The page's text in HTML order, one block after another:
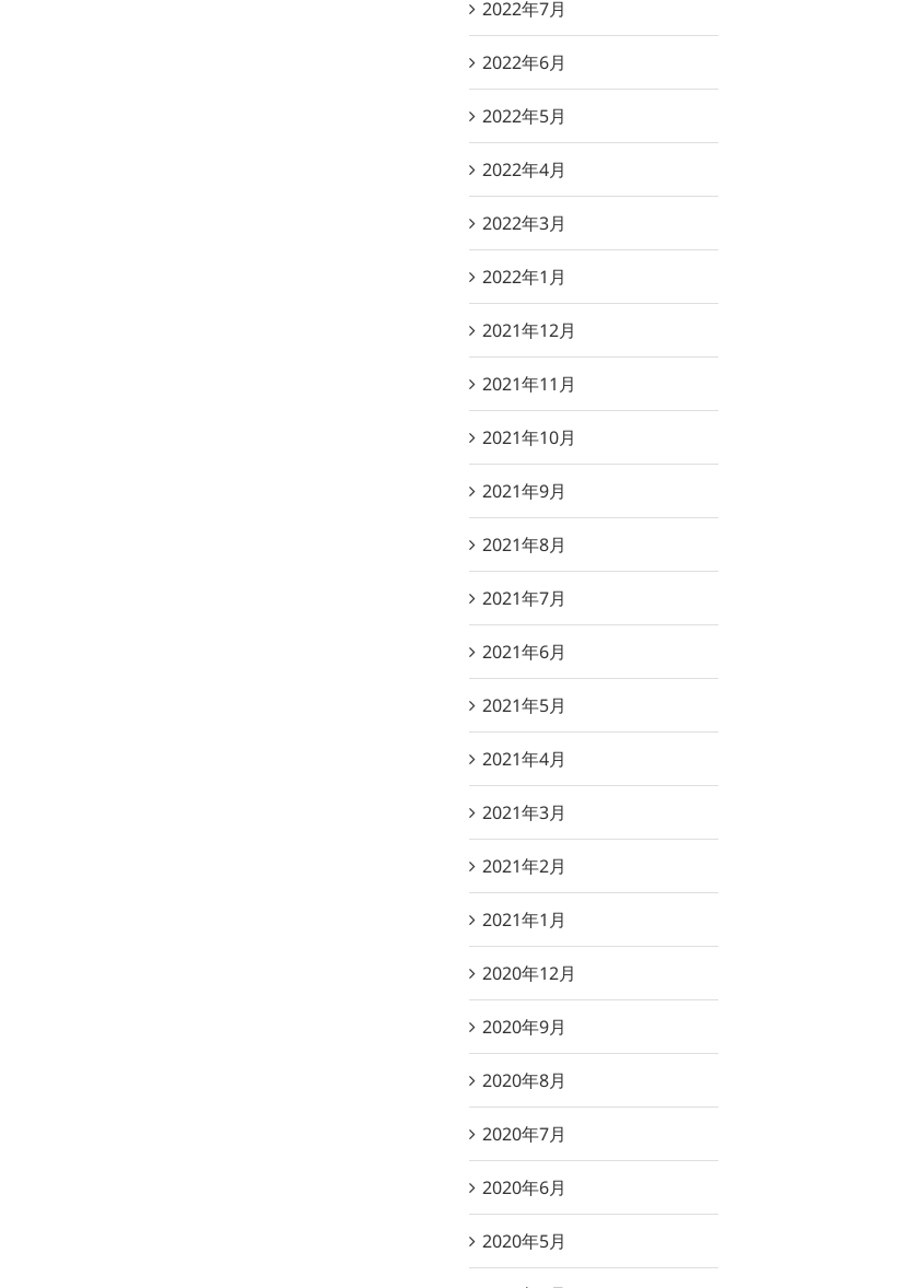
2022年7月
2022年6月
2022年5月
2022年4月
2022年3月
2022年1月
2021年12月
2021年11月
2021年10月
2021年9月
2021年8月
2021年7月
2021年6月
2021年5月
2021年4月
2021年3月
2021年2月
2021年1月
2020年12月
2020年9月
2020年8月
2020年7月
2020年6月
2020年5月